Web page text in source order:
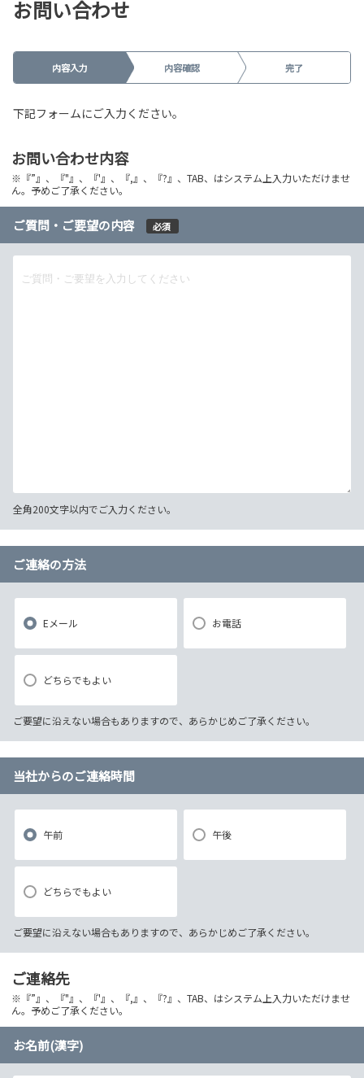
お問い合わせ
内容入力 内容確認 完了
下記フォームにご入力ください。
お問い合わせ内容
※『”』、『"』、『'』、『,』、『?』、TAB、はシステム上入力いただけませ
ん。予めご了承ください。
ご質問・ご要望の内容 必須
全角200文字以内でご入力ください。
ご連絡の方法
Eメール お電話
どちらでもよい
ご要望に沿えない場合もありますので、あらかじめご了承ください。
当社からのご連絡時間
午前 午後
どちらでもよい
ご要望に沿えない場合もありますので、あらかじめご了承ください。
ご連絡先
※『”』、『"』、『'』、『,』、『?』、TAB、はシステム上入力いただけませ
ん。予めご了承ください。
お名前(漢字)